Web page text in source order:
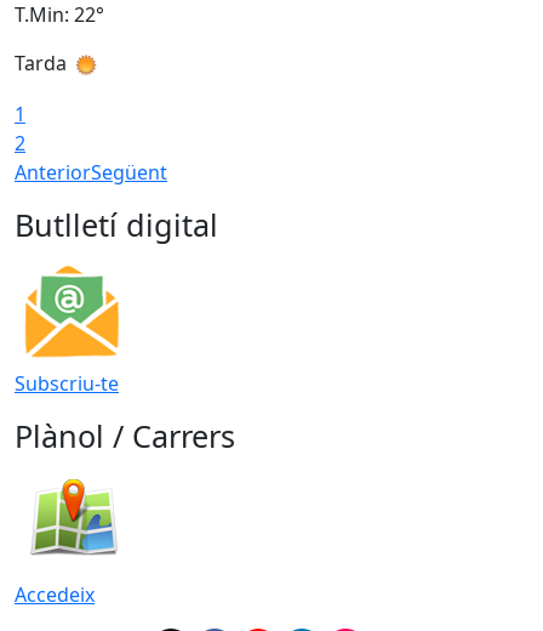
T.Min: 22°
Tarda
1
2
AnteriorSegüent
Butlletí digital
Subscriu-te
Plànol / Carrers
Accedeix